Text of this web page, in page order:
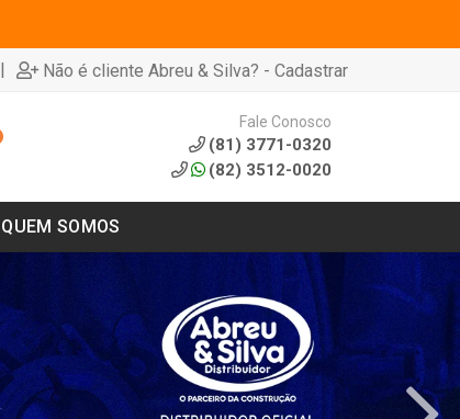
| Não é cliente Abreu & Silva? - Cadastrar
Fale Conosco
(81) 3771-0320
(82) 3512-0020
QUEM SOMOS